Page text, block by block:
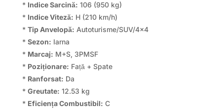
* Indice Sarcină: 106 (950 kg)
* Indice Viteză: H (210 km/h)
* Tip Anvelopă: Autoturisme/SUV/4×4
* Sezon: Iarna
* Marcaj: M+S, 3PMSF
* Poziționare: Față + Spate
* Ranforsat: Da
* Greutate: 12.53 kg
* Eficiența Combustibil: C